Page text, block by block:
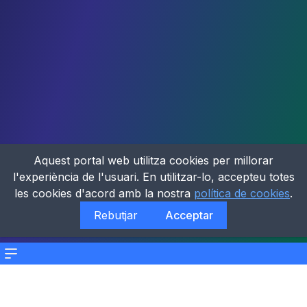
Menu
Aquest portal web utilitza cookies per millorar
l'experiència de l'usuari. En utilitzar-lo, accepteu totes
les cookies d'acord amb la nostra política de cookies.
Rebutjar
Acceptar